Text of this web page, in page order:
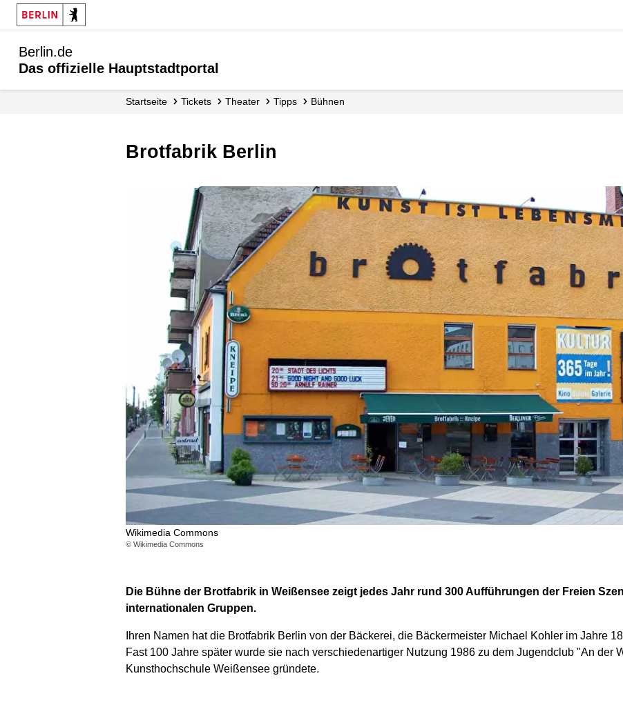
Berlin.de
Das offizielle Hauptstadtportal
Startseite Tickets Theater Tipps Bühnen
Brotfabrik Berlin
Wikimedia Commons
© Wikimedia Commons
Die Bühne der Brotfabrik in Weißensee zeigt jedes Jahr rund 300 Aufführungen der Freien
internationalen Gruppen.
Ihren Namen hat die Brotfabrik Berlin von der Bäckerei, die Bäckermeister Michael Kohler im Jahre
Fast 100 Jahre später wurde sie nach verschiedenartiger Nutzung 1986 zu dem Jugendclub "An der
Kunsthochschule Weißensee gründete.